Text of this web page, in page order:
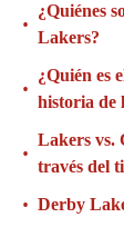
•
¿Quiénes
Lakers?
•
¿Quién es
historia de
•
Lakers vs.
través del
• Derby